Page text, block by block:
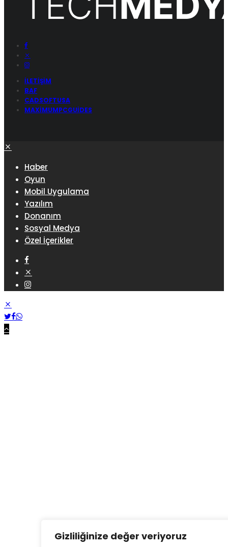
Gizliliğinize değer veriyoruz
İLETIŞIM
BAF
CADSOFTUSA
MAXIMUMPCGUIDES
Haber
Oyun
Mobil Uygulama
Yazılım
Donanım
Sosyal Medya
Özel İçerikler